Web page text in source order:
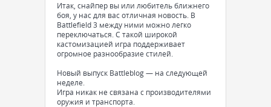
Итак, снайпер вы или любитель ближнего
боя, у нас для вас отличная новость. В
Battlefield 3 между ними можно легко
переключаться. С такой широкой
кастомизацией игра поддерживает
огромное разнообразие стилей.
Новый выпуск Battleblog — на следующей
неделе.
Игра никак не связана с производителями
оружия и транспорта.